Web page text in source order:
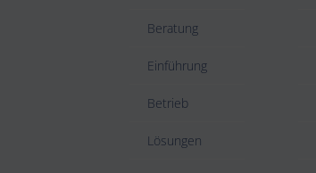
Beratung
Einführung
Betrieb
Lösungen